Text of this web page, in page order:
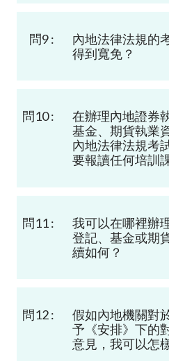
問9 :
內地法律法規的
得到寬免？
問10 :
在辦理內地證券
基金、期貨執業
內地法律法規考
要報讀任何培訓
問11 :
我可以在哪裡辦
登記、基金或期
續如何？
問12 :
假如內地機關對
予《安排》下的
意見，我可以怎